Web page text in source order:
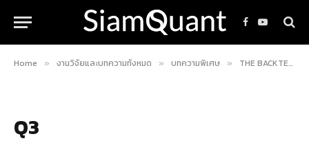
Facebook
YouTube
Home » งานวิจัยและบทความทั้งหมด » บทความพิเศษ » THE BACKTESTER เผยความลับตลาดหุ้นด้วยวิทยาศาสตร์แห่งการลงทุน! EP.1
Q3